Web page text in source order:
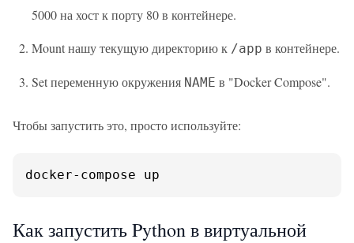
5000 на хост к порту 80 в контейнере.
Mount нашу текущую директорию к /app в контейнере.
Set переменную окружения NAME в "Docker Compose".
Чтобы запустить это, просто используйте:
docker-compose up
Как запустить Python в виртуальной